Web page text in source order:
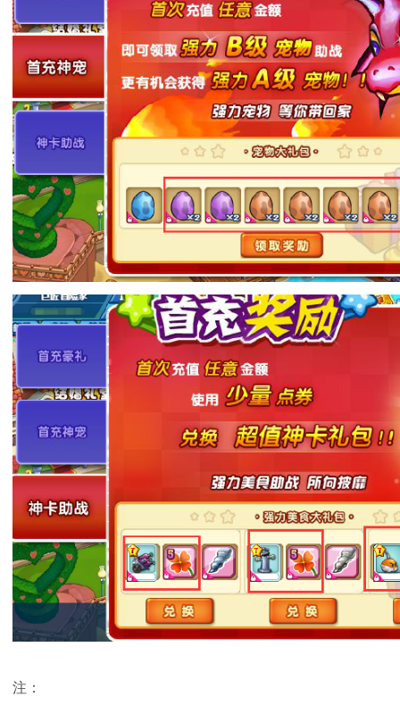
注：